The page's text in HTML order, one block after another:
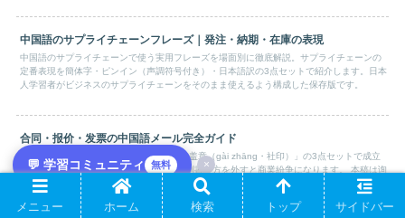
💬 学習コミュニティ 無料 ×
中国語のサプライチェーンフレーズ｜発注・納期・在庫の表現
中国語のサプライチェーンで使う実用フレーズを場面別に徹底解説。サプライチェーンの
定番表現を簡体字・ピンイン（声調符号付き）・日本語訳の3点セットで紹介します。日本
人学習者がビジネスのサプライチェーンをそのまま使えるよう構成した保存版です。
合同・报价・发票の中国語メール完全ガイド
中国B2B取引は「关系（guān xì）×合同×盖章（gài zhāng・社印）」の3点セットで成立
します。 合同・报价・发票メールの段階別書き方を外すと商業紛争になります。 本稿は询
价から发票・付款までの中国B2B取引フロー全体を中国語メールとして体系化します。
メニュー ホーム 検索 トップ サイドバー